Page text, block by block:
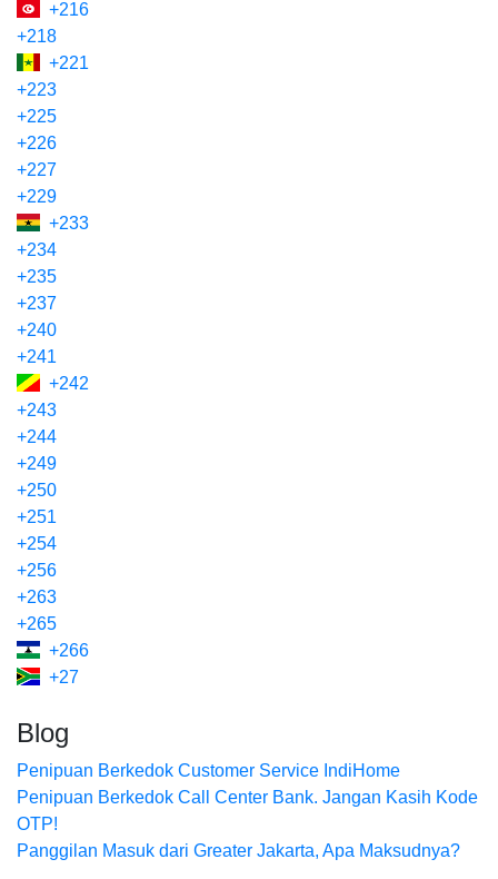
+216
+218
+221
+223
+225
+226
+227
+229
+233
+234
+235
+237
+240
+241
+242
+243
+244
+249
+250
+251
+254
+256
+263
+265
+266
+27
Blog
Penipuan Berkedok Customer Service IndiHome
Penipuan Berkedok Call Center Bank. Jangan Kasih Kode
OTP!
Panggilan Masuk dari Greater Jakarta, Apa Maksudnya?